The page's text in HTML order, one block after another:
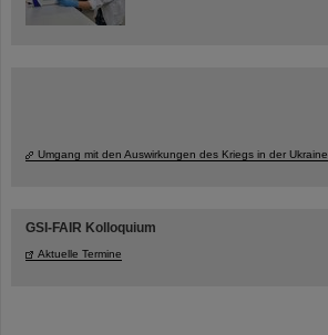
Umgang mit den Auswirkungen des Kriegs in der Ukraine
GSI-FAIR Kolloquium
Aktuelle Termine